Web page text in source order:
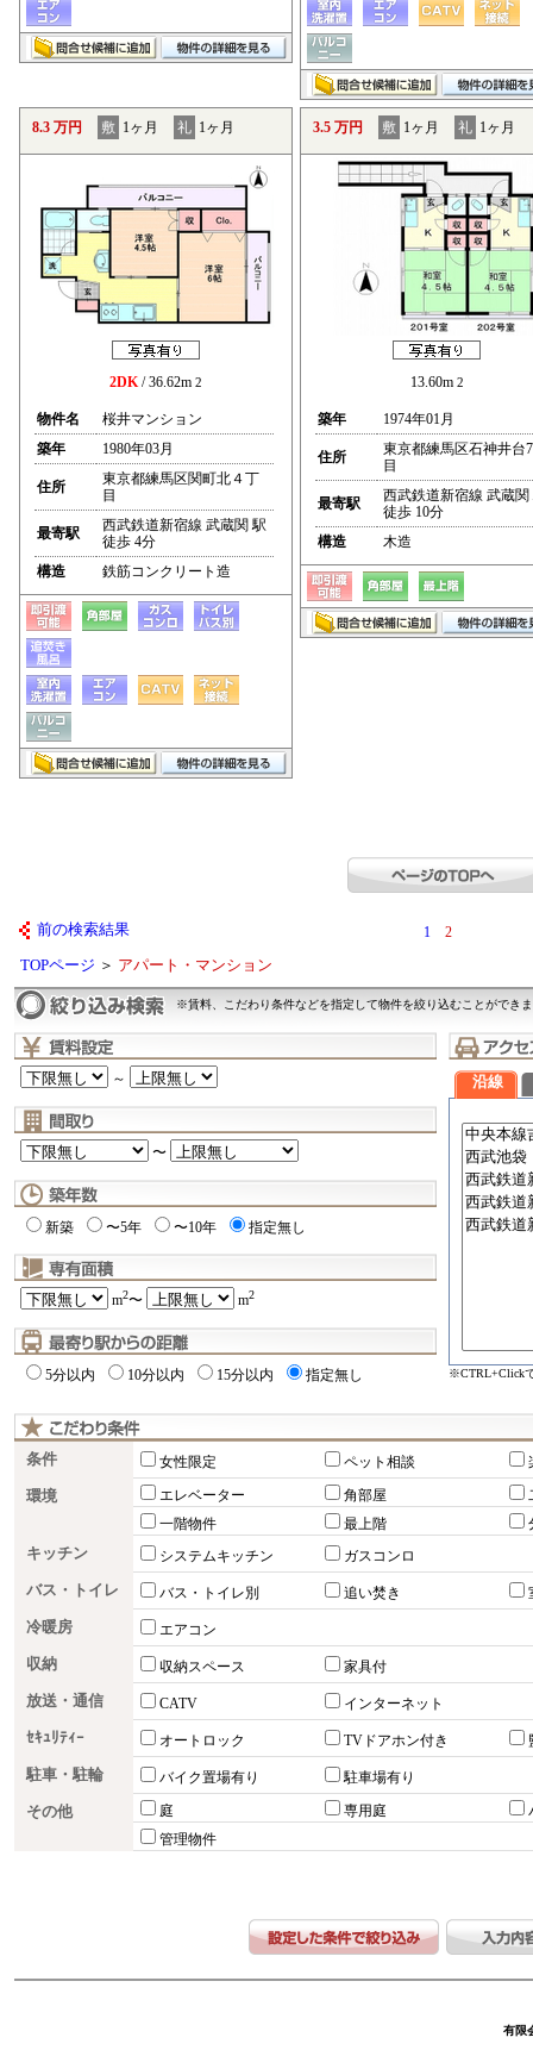
8.3 万円 敷 1ヶ月 礼 1ヶ月
2DK/ 36.62m 2
物件名
桜井マンション
築年
1980年03月
住所
東京都練馬区関町北４丁
目
最寄駅
西武鉄道新宿線 武蔵関 駅
徒歩 4分
構造
鉄筋コンクリート造
3.5 万円 敷 1ヶ月 礼 1ヶ月
13.60m 2
築年 1974年01月
住所
東京都練馬区石神井台
目
最寄駅
西武鉄道新宿線 武蔵関
徒歩 10分
構造
木造
前の検索結果 1 2
TOPページ ＞ アパート・マンション
※賃料、こだわり条件などを指定して物件を絞り込むことができ
～
〜
新築 〜5年 〜10年 指定無し
m2〜 m2
5分以内 10分以内 15分以内 指定無し
沿線
※CTRL+Click
条件 女性限定 ペット相談
環境 エレベーター 角部屋
一階物件
最上階
キッチン システムキッチン ガスコンロ
バス・トイレ バス・トイレ別 追い焚き
冷暖房 エアコン
収納 収納スペース 家具付
放送・通信 CATV インターネット
ｾｷｭﾘﾃｨｰ オートロック TVドアホン付き
駐車・駐輪 バイク置場有り 駐車場有り
その他 庭 専用庭
管理物件
有限